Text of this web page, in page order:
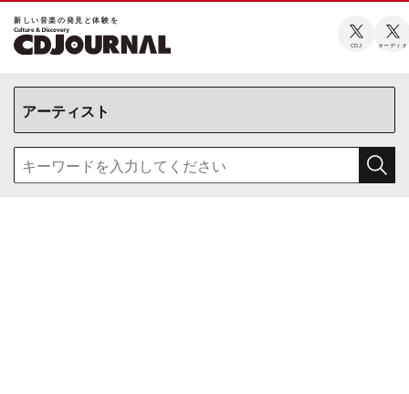
新しい⾳楽の発⾒と体験を
CDJ オーディオ